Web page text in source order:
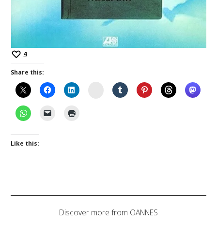
4
Share this:
Instagram
Like this:
Discover more from OANNES